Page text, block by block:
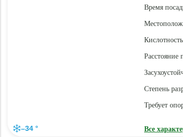
–34 °
Время
Расстояние
Степень
Требует
Все